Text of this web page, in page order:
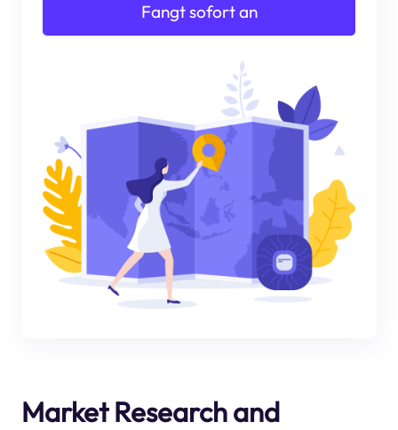
Fangt sofort an
Market Research and